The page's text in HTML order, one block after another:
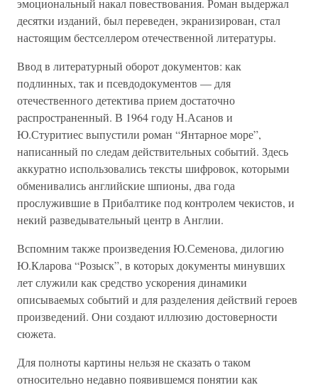
эмоциональный накал повествования. Роман выдержал
десятки изданий, был переведен, экранизирован, стал
настоящим бестселлером отечественной литературы.
Ввод в литературный оборот документов: как
подлинных, так и псевдодокументов — для
отечественного детектива прием достаточно
распространенный. В 1964 году Н.Асанов и
Ю.Стуритиес выпустили роман “Янтарное море”,
написанный по следам действительных событий. Здесь
аккуратно использовались тексты шифровок, которыми
обменивались английские шпионы, два года
прослужившие в Прибалтике под контролем чекистов, и
некий разведывательный центр в Англии.
Вспомним также произведения Ю.Семенова, дилогию
Ю.Кларова “Розыск”, в которых документы минувших
лет служили как средство ускорения динамики
описываемых событий и для разделения действий героев
произведений. Они создают иллюзию достоверности
сюжета.
Для полноты картины нельзя не сказать о таком
относительно недавно появившемся понятии как